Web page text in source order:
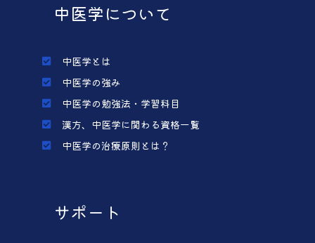
中医学について
中医学とは
中医学の強み
中医学の勉強法・学習科目
漢方、中医学に関わる資格一覧
中医学の治療原則とは？
サポート